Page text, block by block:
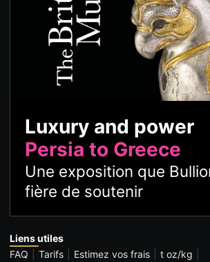
Luxury and power
Persia to Greece
Une exposition que
fière de soutenir
Liens utiles
FAQ
Tarifs Estimez vos frais
t oz/kg